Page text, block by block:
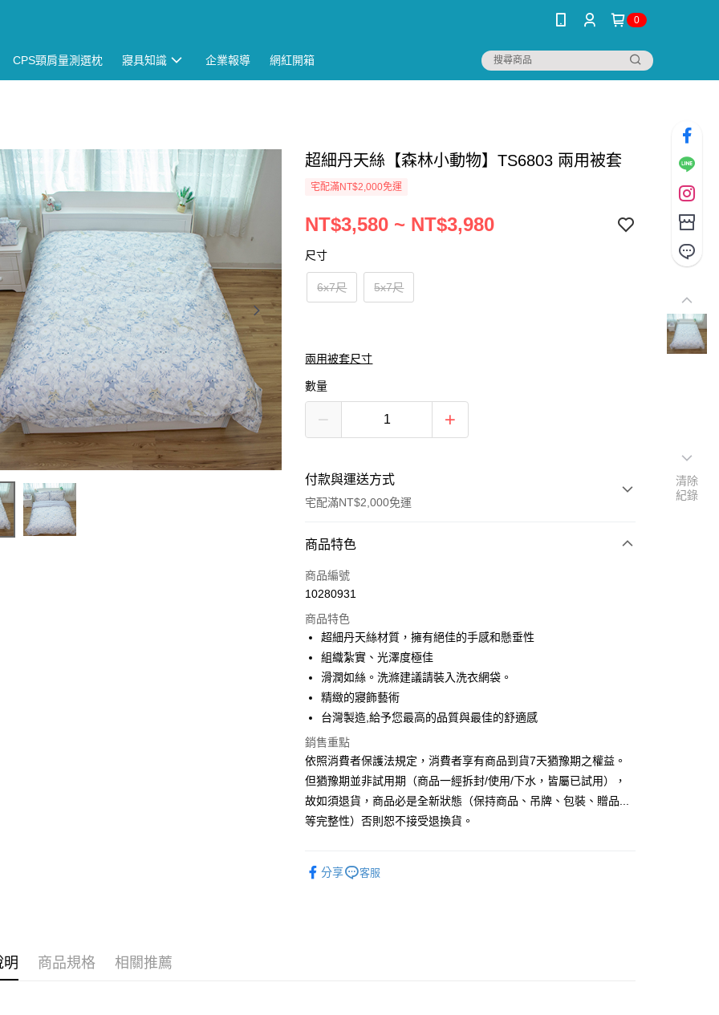
0
CPS頸肩量測選枕 寢具知識 企業報導 網紅開箱
超細丹天絲【森林小動物】TS6803 兩用被套
宅配滿NT$2,000免運
NT$3,580 ~ NT$3,980
尺寸
6x7尺 5x7尺
兩用被套尺寸
數量
付款與運送方式
宅配滿NT$2,000免運
付款方式
信用卡一次付款
3 期 0 利率 每期 NT$1,193
合作金庫商業銀行
華南商業銀行
彰化商業銀行
國泰世華商業銀行
臺灣中小企業銀行
台中商業銀行
匯豐（台灣）商業銀行
聯邦商業銀行
遠東國際商業銀行
玉山商業銀行
星展（台灣）商業銀行
台新國際商業銀行
中國信託商業銀行
台灣樂天信用卡公司
6 期 0 利率 每期NT$596
合作金庫商業銀行
第一商業銀行
華南商業銀行
上海商業儲蓄銀行
台北富邦商業銀行
臺灣中小企業銀行
匯豐（台灣）商業銀行
華泰商業銀行
聯邦商業銀行
遠東國際商業銀行
元大商業銀行
永豐商業銀行
台新國際商業銀行
LINE Pay
Apple Pay
悠遊付
ATM付款
非床墊商品，一般宅配
商品特色
商品編號
10280931
商品特色
超細丹天絲材質，擁有絕佳的手感和懸垂性
組織紮實、光澤度極佳
滑潤如絲。洗滌建議請裝入洗衣網袋。
精緻的寢飾藝術
台灣製造,給予您最高的品質與最佳的舒適感
銷售重點
依照消費者保護法規定，消費者享有商品到貨7天猶豫期之權益。
但猶豫期並非試用期（商品一經拆封/使用/下水，皆屬已試用），
故如須退貨，商品必是全新狀態（保持商品、吊牌、包裝、贈品...
等完整性）否則恕不接受退換貨。
分享 客服
明 商品規格 相關推薦
清除
紀錄